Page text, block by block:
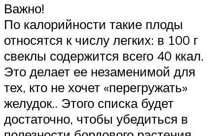
Важно!
По калорийности такие плоды
относятся к числу легких: в 100 г
свеклы содержится всего 40 ккал.
Это делает ее незаменимой для
тех, кто не хочет «перегружать»
желудок.. Этого списка будет
достаточно, чтобы убедиться в